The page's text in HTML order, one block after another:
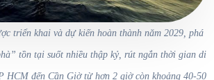
triển khai và dự kiến hoàn thành năm 2029, phá
tồn tại suốt nhiều thập kỷ, rút ngắn thời gian di
HCM đến Cần Giờ từ hơn 2 giờ còn khoảng 40-50